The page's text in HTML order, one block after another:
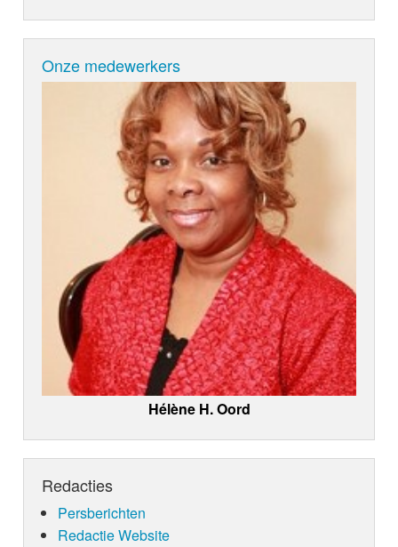
Onze medewerkers
Hélène H. Oord
Redacties
Persberichten
Redactie Website